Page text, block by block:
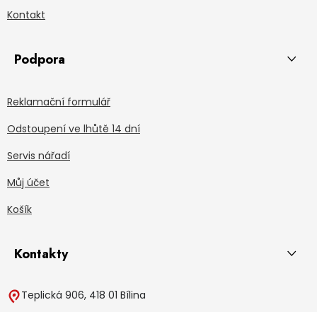
Kontakt
Podpora
Reklamační formulář
Odstoupení ve lhůtě 14 dní
Servis nářadí
Můj účet
Košík
Kontakty
Teplická 906, 418 01 Bílina